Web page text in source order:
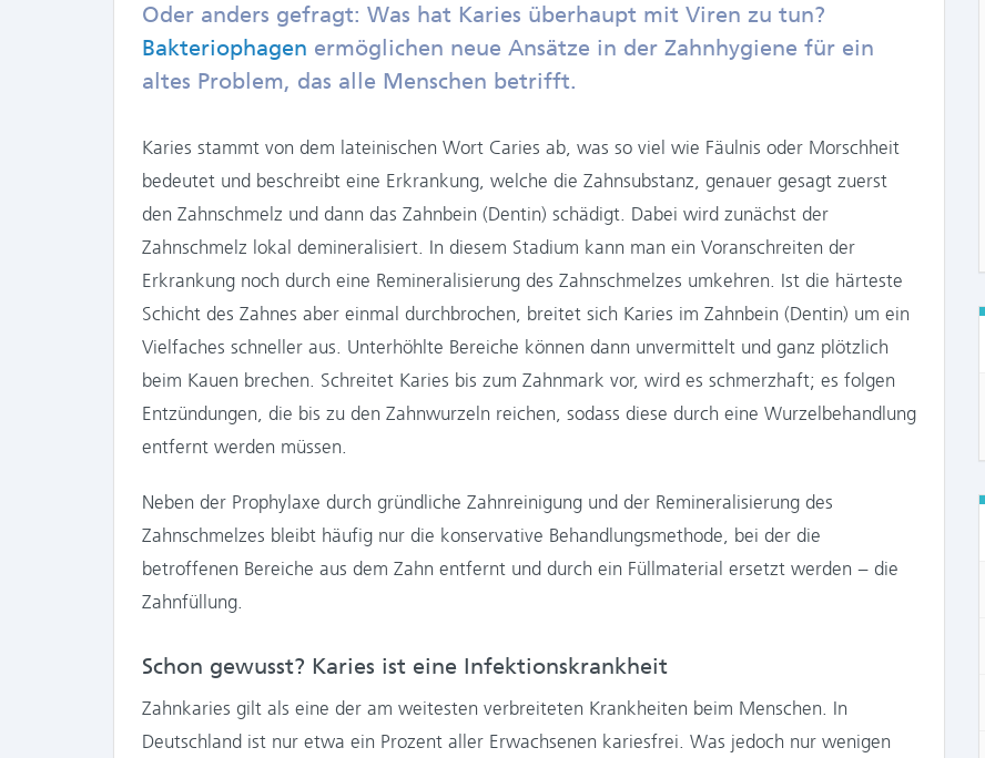
Oder anders gefragt: Was hat Karies überhaupt mit Viren zu tun?
Bakteriophagen ermöglichen neue Ansätze in der Zahnhygiene für ein
altes Problem, das alle Menschen betrifft.
Karies stammt von dem lateinischen Wort Caries ab, was so viel wie Fäulnis oder Morschheit
bedeutet und beschreibt eine Erkrankung, welche die Zahnsubstanz, genauer gesagt zuerst
den Zahnschmelz und dann das Zahnbein (Dentin) schädigt. Dabei wird zunächst der
Zahnschmelz lokal demineralisiert. In diesem Stadium kann man ein Voranschreiten der
Erkrankung noch durch eine Remineralisierung des Zahnschmelzes umkehren. Ist die härteste
Schicht des Zahnes aber einmal durchbrochen, breitet sich Karies im Zahnbein (Dentin) um ein
Vielfaches schneller aus. Unterhöhlte Bereiche können dann unvermittelt und ganz plötzlich
beim Kauen brechen. Schreitet Karies bis zum Zahnmark vor, wird es schmerzhaft; es folgen
Entzündungen, die bis zu den Zahnwurzeln reichen, sodass diese durch eine Wurzelbehandlung
entfernt werden müssen.
Neben der Prophylaxe durch gründliche Zahnreinigung und der Remineralisierung des
Zahnschmelzes bleibt häufig nur die konservative Behandlungsmethode, bei der die
betroffenen Bereiche aus dem Zahn entfernt und durch ein Füllmaterial ersetzt werden − die
Zahnfüllung.
Schon gewusst? Karies ist eine Infektionskrankheit
Zahnkaries gilt als eine der am weitesten verbreiteten Krankheiten beim Menschen. In
Deutschland ist nur etwa ein Prozent aller Erwachsenen kariesfrei. Was jedoch nur wenigen